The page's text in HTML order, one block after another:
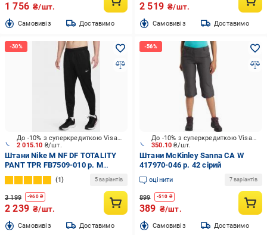
1 756 ₴/шт.
Cамовивіз Доставимо
2 519 ₴/шт.
Cамовивіз Доставимо
2 015.10 ₴/шт.
До -10% з суперкредиткою Visa Вигода
Штани Nike M NF DF TOTALITY
PANT TPR FB7509-010 р. M
чорний
1 5 варіантів
3 199 -960₴
2 239 ₴/шт.
Cамовивіз Доставимо
350.10₴/шт.
До -10% з суперкредиткою Visa Вигода
Штани McKinley Sanna CA W
417970-046 р. 42 сірий
оцінити 7 варіантів
899 -510 ₴
389 ₴/шт.
Cамовивіз Доставимо